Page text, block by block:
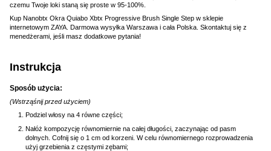
czemu Twoje loki staną się proste w 95-100%.
Kup Nanobtx Okra Quiabo Xbtx Progressive Brush Single Step w sklepie
internetowym ZAYA. Darmowa wysyłka Warszawa i cała Polska. Skontaktuj się z
menedżerami, jeśli masz dodatkowe pytania!
Instrukcja
Sposób użycia:
(Wstrząśnij przed użyciem)
Podziel włosy na 4 równe części;
Nałóż kompozycję równomiernie na całej długości, zaczynając od pasm
dolnych. Cofnij się o 1 cm od korzeni. W celu równomiernego rozprowadzenia
użyj grzebienia z częstymi zębami;